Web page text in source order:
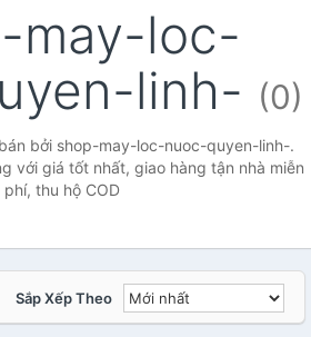
may-loc-
linh- (0)
bởi shop-may-loc-nuoc-quyen-linh-.
với giá tốt nhất, giao hàng tận nhà miễn
phí, thu hộ COD
Sắp Xếp Theo